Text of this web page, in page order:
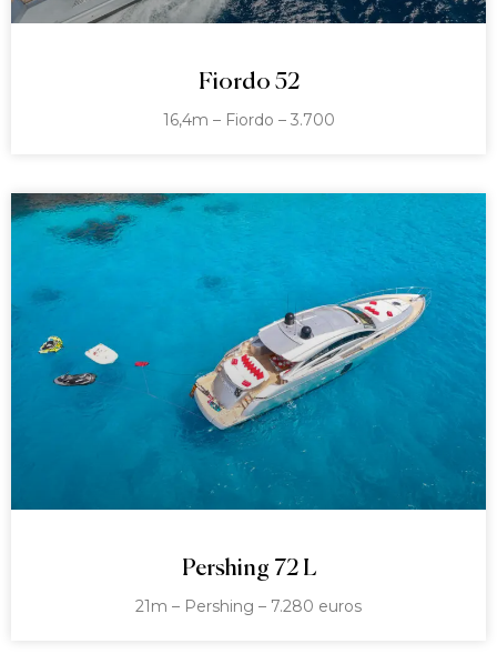
Fiordo 52
16,4m – Fiordo – 3.700
Pershing 72 L
21m – Pershing – 7.280 euros